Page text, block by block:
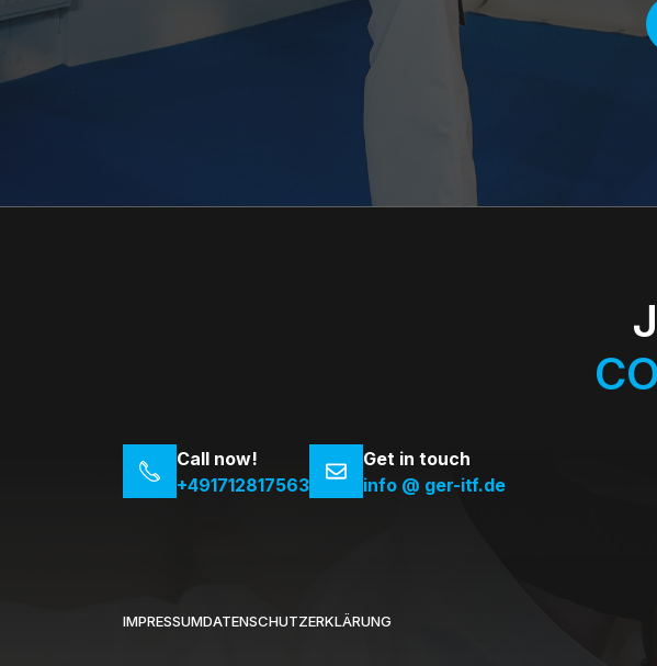
Call now!
+491712817563
Get in touch
info @ ger-itf.de
IMPRESSUMDATENSCHUTZERKLÄRUNG